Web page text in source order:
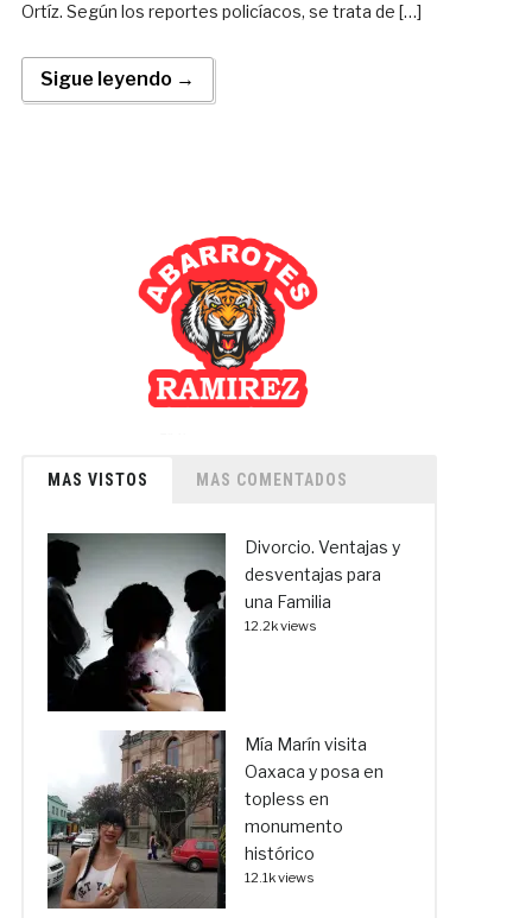
Ortíz. Según los reportes policíacos, se trata de […]
Sigue leyendo →
MAS VISTOS MAS COMENTADOS
Divorcio. Ventajas y
desventajas para
una Familia
12.2k views
Mía Marín visita
Oaxaca y posa en
topless en
monumento
histórico
12.1k views